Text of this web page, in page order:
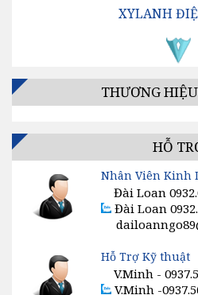
XYLANH
VAN ĐỊNH
BỘ ĐIỀU CHỈNH
BỘ TĂNG ÁP / BỘ
VAN TIẾT
GIẢM ÂM, SÚNG HƠI,
VAN ĐIỆN
THƯƠNG
HỖ
Nhân Viên Kinh
Đài Loan
Đài Loan
Hỗ Trợ Kỹ thuật
V.Minh -
V.Minh -